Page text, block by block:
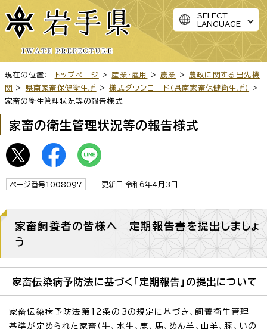
SELECT
LANGUAGE
現在の位置： トップページ > 産業・雇用 > 農業 > 農政に関する出先機
関
> 県南家畜保健衛生所 >様式ダウンロード（県南家畜保健衛生所）
>
家畜の衛生管理状況等の報告様式
家畜の衛生管理状況等の報告様式
ページ番号1008097 更新日 令和6年4月3日
家畜飼養者の皆様へ 定期報告書を提出しましょ
う
家畜伝染病予防法に基づく「定期報告」の提出について
家畜伝染病予防法第12条の3の規定に基づき、飼養衛生管理
基準が定められた家畜（牛、水牛、鹿、馬、めん羊、山羊、豚、いの